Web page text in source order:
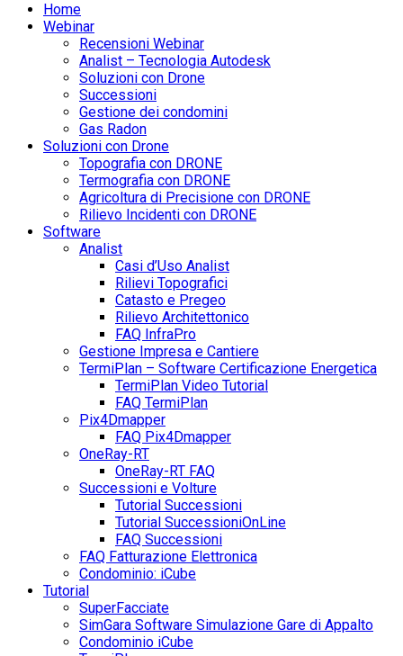
Home
Webinar
Recensioni Webinar
Analist – Tecnologia Autodesk
Soluzioni con Drone
Successioni
Gestione dei condomini
Gas Radon
Soluzioni con Drone
Topografia con DRONE
Termografia con DRONE
Agricoltura di Precisione con DRONE
Rilievo Incidenti con DRONE
Software
Analist
Casi d’Uso Analist
Rilievi Topografici
Catasto e Pregeo
Rilievo Architettonico
FAQ InfraPro
Gestione Impresa e Cantiere
TermiPlan – Software Certificazione Energetica
TermiPlan Video Tutorial
FAQ TermiPlan
Pix4Dmapper
FAQ Pix4Dmapper
OneRay-RT
OneRay-RT FAQ
Successioni e Volture
Tutorial Successioni
Tutorial SuccessioniOnLine
FAQ Successioni
FAQ Fatturazione Elettronica
Condominio: iCube
Tutorial
SuperFacciate
SimGara Software Simulazione Gare di Appalto
Condominio iCube